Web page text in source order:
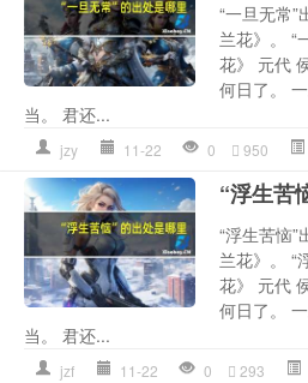
“一旦无常
兰花》。 “
花》 元代
何日了。
当。 君还...
jzy 11-22 0 950
“浮生苦
“浮生苦恼
兰花》。 “
花》 元代
何日了。
当。 君还...
jzf 11-22 0 293